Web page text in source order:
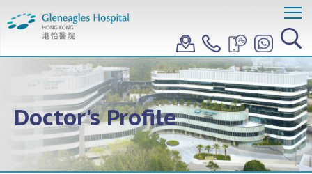
Doctor's Profile